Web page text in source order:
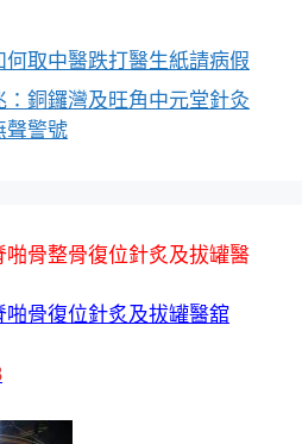
取中醫跌打醫生紙請病假
銅鑼灣及旺角中元堂針灸
聲警號
骨整骨復位針炙及拔罐醫
骨復位針炙及拔罐醫舘